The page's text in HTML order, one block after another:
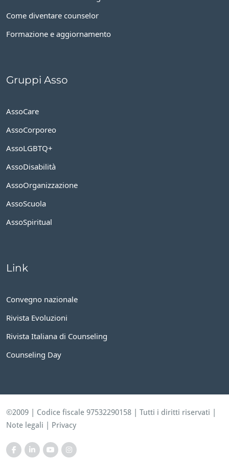
Come diventare counselor
Formazione e aggiornamento
Gruppi Asso
AssoCare
AssoCorporeo
AssoLGBTQ+
AssoDisabilità
AssoOrganizzazione
AssoScuola
AssoSpiritual
Link
Convegno nazionale
Rivista Evoluzioni
Rivista Italiana di Counseling
Counseling Day
©2009 | Codice fiscale 97532290158 | Tutti i diritti riservati |
Note legali
Privacy